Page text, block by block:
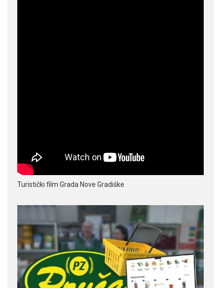
Turistički film Grada Nove Gradiške